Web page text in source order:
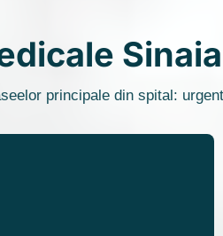
Sinaia
principale din spital: